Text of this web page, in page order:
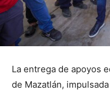
La entrega de apoyos
de Mazatlán,